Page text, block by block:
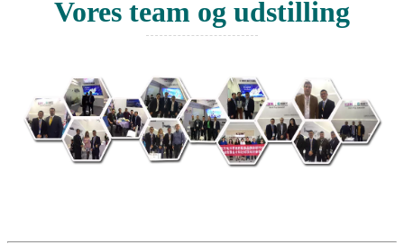
Vores team og udstilling